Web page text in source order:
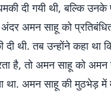
दी गयी थी, बल्कि उनके
अमन साहू को
थी. तब उन्होंने कहा था
है, तो अमन साहू को
था. अमन साहू की मुठभेड़ में